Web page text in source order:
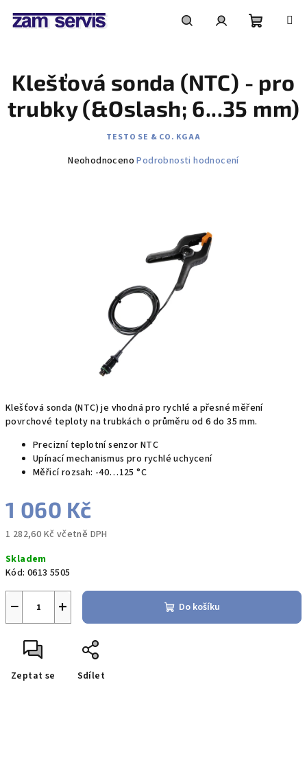
košík
Klešťová sonda (NTC) je vhodná pro rychlé a přesné měření
povrchové teploty na trubkách o průměru od 6 do 35 mm.
Precizní teplotní senzor NTC
Upínací mechanismus pro rychlé uchycení
Měřicí rozsah: -40…125 °C
1 060 Kč
1 282,60 Kč včetně DPH
cena:
Skladem
Kód: 0613 5505
+
− Do košíku
Zeptat se Sdílet
Klešťová sonda (NTC) - pro
trubky (&Oslash; 6...35 mm)
TESTO SE & CO. KGAA
Průměrné
Neohodnoceno Podrobnosti hodnocení